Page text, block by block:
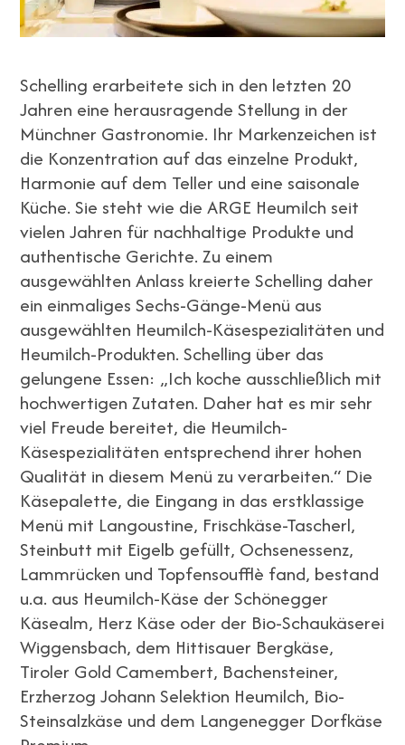
Schelling erarbeitete sich in den letzten 20
Jahren eine herausragende Stellung in der
Münchner Gastronomie. Ihr Markenzeichen ist
die Konzentration auf das einzelne Produkt,
Harmonie auf dem Teller und eine saisonale
Küche. Sie steht wie die ARGE Heumilch seit
vielen Jahren für nachhaltige Produkte und
authentische Gerichte. Zu einem
ausgewählten Anlass kreierte Schelling daher
ein einmaliges Sechs-Gänge-Menü aus
ausgewählten Heumilch-Käsespezialitäten und
Heumilch-Produkten. Schelling über das
gelungene Essen: „Ich koche ausschließlich mit
hochwertigen Zutaten. Daher hat es mir sehr
viel Freude bereitet, die Heumilch-
Käsespezialitäten entsprechend ihrer hohen
Qualität in diesem Menü zu verarbeiten.“ Die
Käsepalette, die Eingang in das erstklassige
Menü mit Langoustine, Frischkäse-Tascherl,
Steinbutt mit Eigelb gefüllt, Ochsenessenz,
Lammrücken und Topfensoufflè fand, bestand
u.a. aus Heumilch-Käse der Schönegger
Käsealm, Herz Käse oder der Bio-Schaukäserei
Wiggensbach, dem Hittisauer Bergkäse,
Tiroler Gold Camembert, Bachensteiner,
Erzherzog Johann Selektion Heumilch, Bio-
Steinsalzkäse und dem Langenegger Dorfkäse